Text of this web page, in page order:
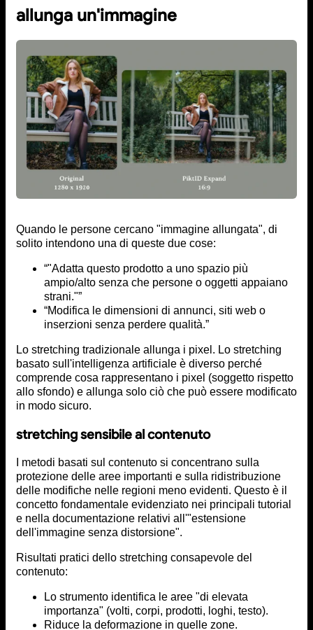
allunga un'immagine
Quando le persone cercano "immagine allungata", di
solito intendono una di queste due cose:
“"Adatta questo prodotto a uno spazio più
ampio/alto senza che persone o oggetti appaiano
strani."”
“Modifica le dimensioni di annunci, siti web o
inserzioni senza perdere qualità.”
Lo stretching tradizionale allunga i pixel. Lo stretching
basato sull'intelligenza artificiale è diverso perché
comprende cosa rappresentano i pixel (soggetto rispetto
allo sfondo) e allunga solo ciò che può essere modificato
in modo sicuro.
stretching sensibile al contenuto
I metodi basati sul contenuto si concentrano sulla
protezione delle aree importanti e sulla ridistribuzione
delle modifiche nelle regioni meno evidenti. Questo è il
concetto fondamentale evidenziato nei principali tutorial
e nella documentazione relativi all'"estensione
dell'immagine senza distorsione".
Risultati pratici dello stretching consapevole del
contenuto:
Lo strumento identifica le aree "di elevata
importanza" (volti, corpi, prodotti, loghi, testo).
Riduce la deformazione in quelle zone.